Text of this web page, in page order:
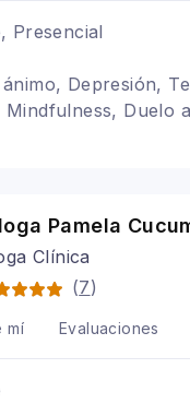
Presencial
Depresión,
Duelo
Pamela
Clínica
(7)
mí Evaluaciones